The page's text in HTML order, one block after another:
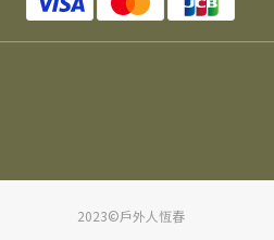
2023©戶外人恆春